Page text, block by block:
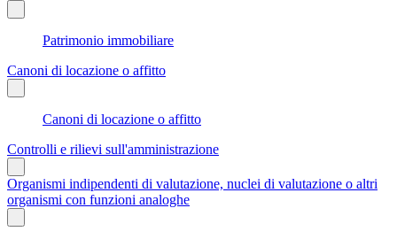
Patrimonio immobiliare
Canoni di locazione o affitto
Canoni di locazione o affitto
Controlli e rilievi sull'amministrazione
Organismi indipendenti di valutazione, nuclei di valutazione o altri
organismi con funzioni analoghe